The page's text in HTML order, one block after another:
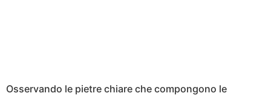
Osservando le pietre chiare che compongono le